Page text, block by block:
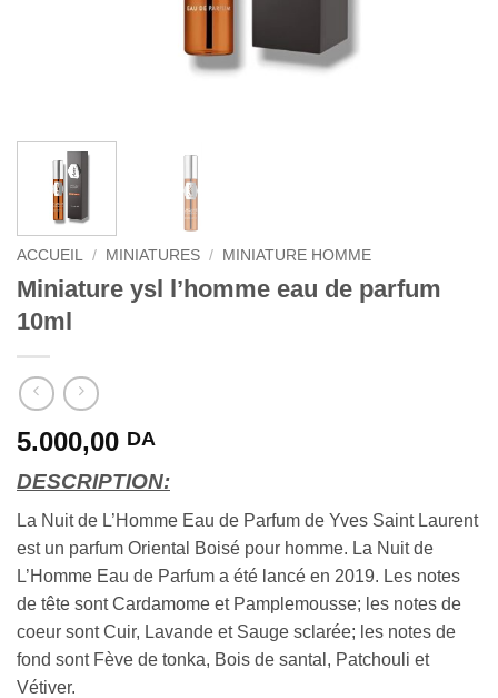
ACCUEIL / MINIATURES / MINIATURE HOMME
Miniature ysl l’homme eau de parfum
10ml
5.000,00 DA
DESCRIPTION:
La Nuit de L’Homme Eau de Parfum de Yves Saint Laurent
est un parfum Oriental Boisé pour homme. La Nuit de
L’Homme Eau de Parfum a été lancé en 2019. Les notes
de tête sont Cardamome et Pamplemousse; les notes de
coeur sont Cuir, Lavande et Sauge sclarée; les notes de
fond sont Fève de tonka, Bois de santal, Patchouli et
Vétiver.